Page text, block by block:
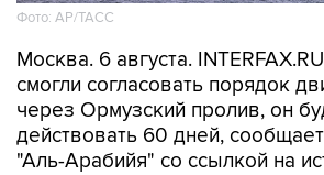
Фото: AP/ТАСС
Москва. 6 августа.
смогли согласовать порядок
через Ормузский пролив, он
действовать 60 дней,
"Аль-Арабийя" со ссылкой на